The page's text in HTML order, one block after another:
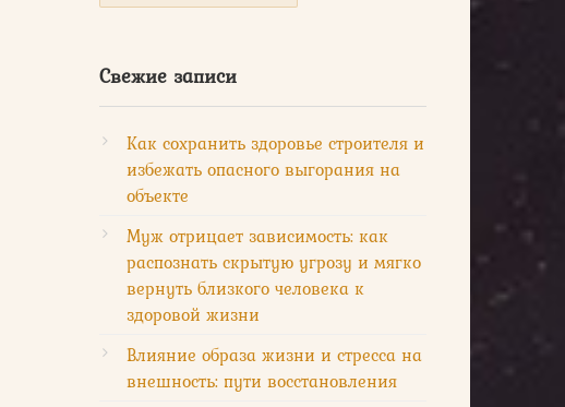
Свежие записи
Как сохранить здоровье строителя и
избежать опасного выгорания на
объекте
Муж отрицает зависимость: как
распознать скрытую угрозу и мягко
вернуть близкого человека к
здоровой жизни
Влияние образа жизни и стресса на
внешность: пути восстановления